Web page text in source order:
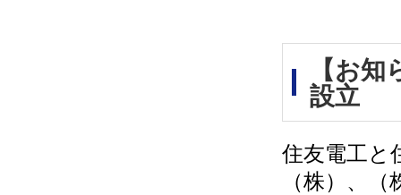
【お
設立
住友電工と
（株）、